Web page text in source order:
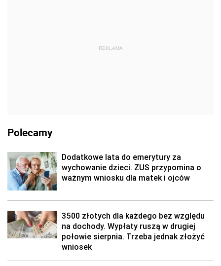
REKLAMA
Polecamy
Dodatkowe lata do emerytury za
wychowanie dzieci. ZUS przypomina o
ważnym wniosku dla matek i ojców
3500 złotych dla każdego bez względu
na dochody. Wypłaty ruszą w drugiej
połowie sierpnia. Trzeba jednak złożyć
wniosek